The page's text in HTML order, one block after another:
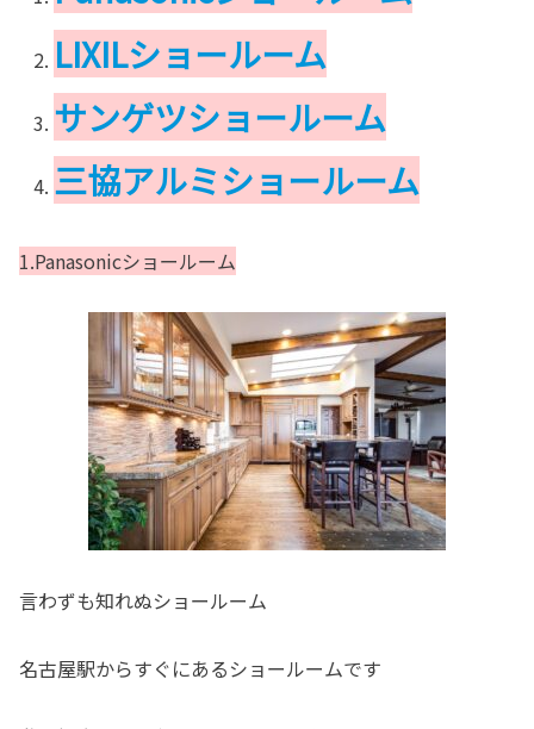
LIXILショールーム
サンゲツショールーム
三協アルミショールーム
1.Panasonicショールーム
言わずも知れぬショールーム
名古屋駅からすぐにあるショールームです